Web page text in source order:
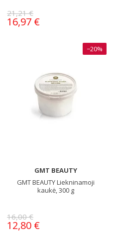
21,21 €
16,97 €
−20%
GMT BEAUTY
GMT BEAUTY Liekninamoji
kaukė, 300 g
16,00 €
12,80 €